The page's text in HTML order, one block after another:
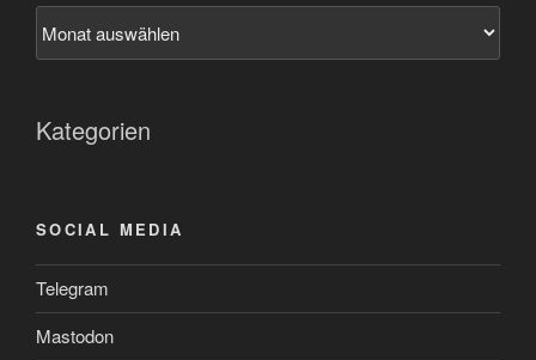
Kategorien
SOCIAL MEDIA
Telegram
Mastodon